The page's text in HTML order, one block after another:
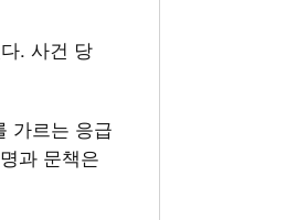
. 사건 당
가르는 응급
과 문책은